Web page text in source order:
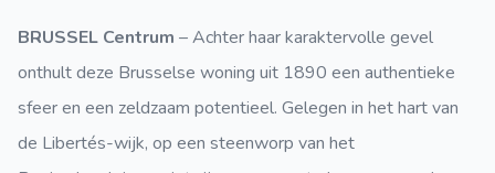
BRUSSEL Centrum – Achter haar karaktervolle gevel
onthult deze Brusselse woning uit 1890 een authentieke
sfeer en een zeldzaam potentieel. Gelegen in het hart van
de Libertés-wijk, op een steenworp van het